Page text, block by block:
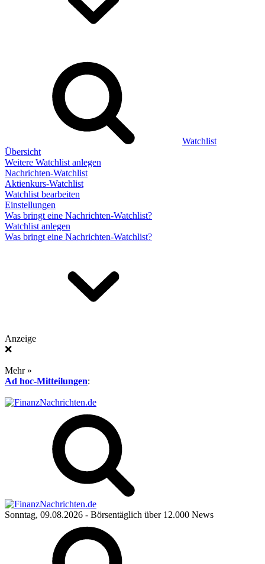
Watchlist
Übersicht
Weitere Watchlist anlegen
Nachrichten-Watchlist
Aktienkurs-Watchlist
Watchlist bearbeiten
Einstellungen
Was bringt eine Nachrichten-Watchlist?
Watchlist anlegen
Was bringt eine Nachrichten-Watchlist?
Anzeige
❌
Mehr »
Ad hoc-Mitteilungen:
Sonntag, 09.08.2026 - Börsentäglich über 12.000 News